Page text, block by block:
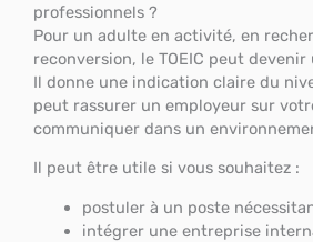
professionnels ?
Pour un adulte en activité, en
reconversion, le TOEIC peut
Il donne une indication claire du
peut rassurer un employeur sur
communiquer dans un
Il peut être utile si vous souhaitez :
postuler à un poste
intégrer une entreprise